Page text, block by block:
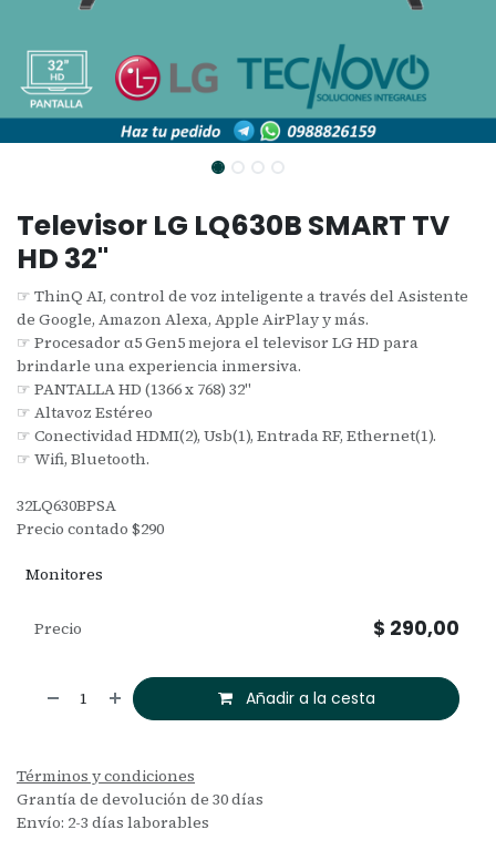
Televisor LG LQ630B SMART TV
HD 32"
☞ ThinQ AI, control de voz inteligente a través del Asistente
de Google, Amazon Alexa, Apple AirPlay y más.
☞ Procesador α5 Gen5 mejora el televisor LG HD para
brindarle una experiencia inmersiva.
☞ PANTALLA HD (1366 x 768) 32"
☞ Altavoz Estéreo
☞ Conectividad HDMI(2), Usb(1), Entrada RF, Ethernet(1).
☞ Wifi, Bluetooth.
32LQ630BPSA
Precio contado $290
Monitores
Añadir a la cesta
Precio $ 290,00
Términos y condiciones
Grantía de devolución de 30 días
Envío: 2-3 días laborables